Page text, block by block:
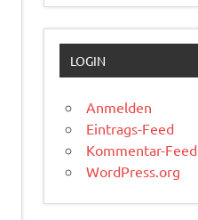
LOGIN
Anmelden
Eintrags-Feed
Kommentar-Feed
WordPress.org